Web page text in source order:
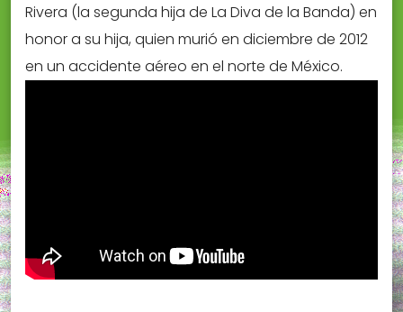
Rivera (la segunda hija de La Diva de la Banda) en
honor a su hija, quien murió en diciembre de 2012
en un accidente aéreo en el norte de México.